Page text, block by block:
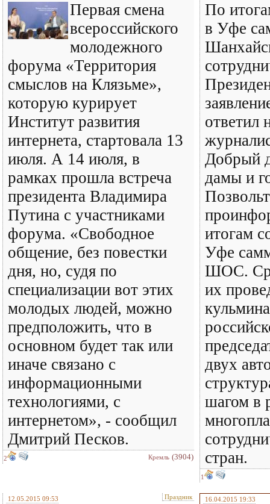
Первая смена
всероссийского
молодежного
форума «Территория
смыслов на Клязьме»,
которую курирует
Институт развития
интернета, стартовала 13
июля. А 14 июля, в
рамках прошла встреча
президента Владимира
Путина с участниками
форума. «Свободное
общение, без повестки
дня, но, судя по
специализации вот этих
молодых людей, можно
предположить, что в
основном будет так или
иначе связано с
информационными
технологиями, с
интернетом», - сообщил
Дмитрий Песков.
2 Кремль (3904)
По
в Уфе
ответил
Добрый
дамы и
итогам
Уфе
ШОС.
их
двух
шагом в
стран.
1
12.05.2015 09:53 Праздник 16.04.2015 19:33